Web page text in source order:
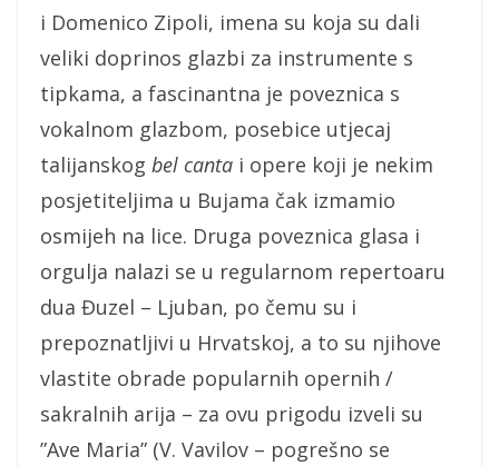
i Domenico Zipoli, imena su koja su dali
veliki doprinos glazbi za instrumente s
tipkama, a fascinantna je poveznica s
vokalnom glazbom, posebice utjecaj
talijanskog bel canta i opere koji je nekim
posjetiteljima u Bujama čak izmamio
osmijeh na lice. Druga poveznica glasa i
orgulja nalazi se u regularnom repertoaru
dua Đuzel – Ljuban, po čemu su i
prepoznatljivi u Hrvatskoj, a to su njihove
vlastite obrade popularnih opernih /
sakralnih arija – za ovu prigodu izveli su
”Ave Maria” (V. Vavilov – pogrešno se